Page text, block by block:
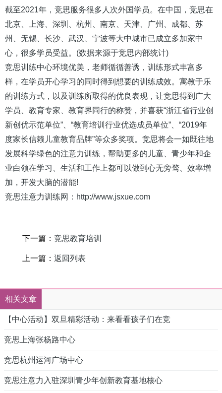
截至2021年，竞思服务很多人次外国学员。在中国，竞思在
北京、上海、深圳、杭州、南京、天津、广州、成都、苏
州、无锡、长沙、武汉、宁波等大中城市已成立多加家中
心，很多学员受益。(数据来源于竞思内部统计)
竞思训练中心环境优美，老师循循善诱，训练形式丰富多
样，在学员开心学习的同时得到想要的训练成效。寓教于乐
的训练方式，以及训练所取得的优良表现，让竞思得到广大
学员、教育专家、教育界同行的称赞，并喜获“浙江省行业创
新创优示范单位”、“教育培训行业优选成员单位”、“2019年
度家长信赖儿童教育品牌”等众多奖项。竞思将会一如既往地
发展科学绿色的注意力训练，帮助更多的儿童、青少年和企
业白领在学习、生活和工作上都可以做到心无旁骛、效率增
加，开发大脑的潜能!
竞思注意力训练网：http://www.jsxue.com
下一篇： 竞思教育培训
上一篇： 返回列表
相关文章
【中心活动】双旦精彩活动：来看看孩子们在竞
竞思上海张杨路中心
竞思杭州运河广场中心
竞思注意力入驻深圳青少年创新教育基地核心